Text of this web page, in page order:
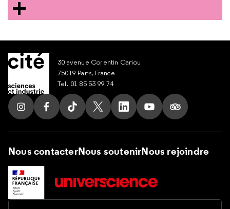
30 avenue Corentin Cariou
75019 Paris, France
Tel. 01 85 53 99 74
Suivez nous sur Instagram
Suivez nous sur Facebook
Suivez nous sur Tik Tok
Suivez nous sur X
Suivez nous sur LinkedIn
Suivez nous sur
Suivez nous
Nous contacterNous soutenirNous rejoindre